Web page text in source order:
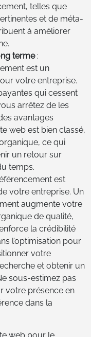
telles que
et de méta-
à améliorer
terme:
est un
votre entreprise.
qui cessent
arrêtez de les
avantages
web est bien classé,
ce qui
un retour sur
temps.
est
votre entreprise. Un
augmente votre
de qualité,
la crédibilité
l’optimisation pour
votre
et obtenir un
sous-estimez pas
votre présence en
dans la